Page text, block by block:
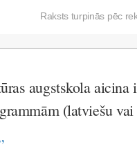
Raksts turpinās pēc
augstskola aicina
(latviešu